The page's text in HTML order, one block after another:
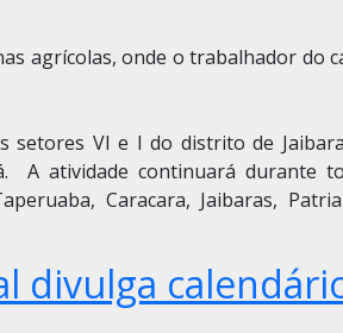
agrícolas, onde o trabalhador do
setores VI e I do distrito de
A atividade continuará durante
Caracara, Jaibaras,
divulga